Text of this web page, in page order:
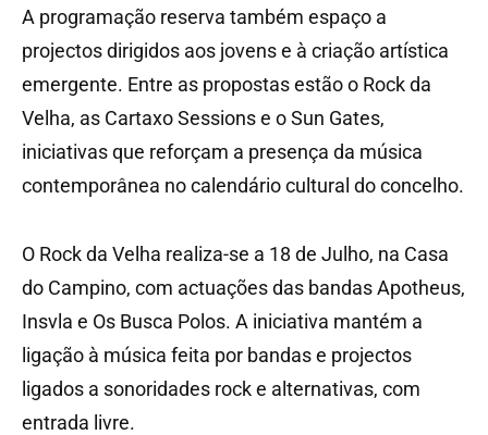
A programação reserva também espaço a
projectos dirigidos aos jovens e à criação artística
emergente. Entre as propostas estão o Rock da
Velha, as Cartaxo Sessions e o Sun Gates,
iniciativas que reforçam a presença da música
contemporânea no calendário cultural do concelho.
O Rock da Velha realiza-se a 18 de Julho, na Casa
do Campino, com actuações das bandas Apotheus,
Insvla e Os Busca Polos. A iniciativa mantém a
ligação à música feita por bandas e projectos
ligados a sonoridades rock e alternativas, com
entrada livre.